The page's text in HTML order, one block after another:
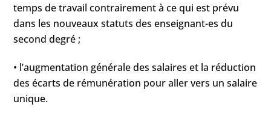
temps de travail contrairement à ce qui est prévu
dans les nouveaux statuts des enseignant-es du
second degré ;
• l’augmentation générale des salaires et la réduction
des écarts de rémunération pour aller vers un salaire
unique.